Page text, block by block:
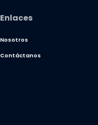
Enlaces
Nosotros
Contáctanos